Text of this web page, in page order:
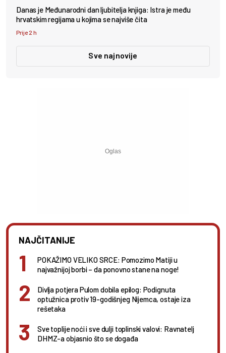
Danas je Međunarodni dan ljubitelja knjiga: Istra je među
hrvatskim regijama u kojima se najviše čita
Prije 2 h
Sve najnovije
NAJČITANIJE
POKAŽIMO VELIKO SRCE: Pomozimo Matiji u
najvažnijoj borbi – da ponovno stane na noge!
Divlja potjera Pulom dobila epilog: Podignuta
optužnica protiv 19-godišnjeg Nijemca, ostaje iza
rešetaka
Sve toplije noći i sve dulji toplinski valovi: Ravnatelj
DHMZ-a objasnio što se događa